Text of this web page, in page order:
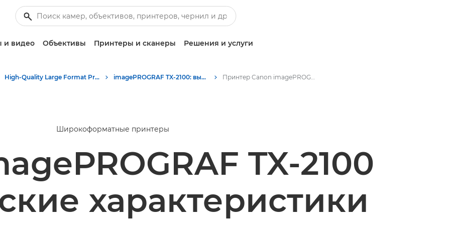
и видео Объективы Принтеры и сканеры Решения и услуги
High-Quality Large Format Printers for CAD/GIS and Stunning Graphics imagePROGRAF TX-2100: высокопроизводительная широкоформатная печать Принтер Canon imagePROGRAF TX 2100 - Технические характеристики
Широкоформатные принтеры
TX-2100
характеристики